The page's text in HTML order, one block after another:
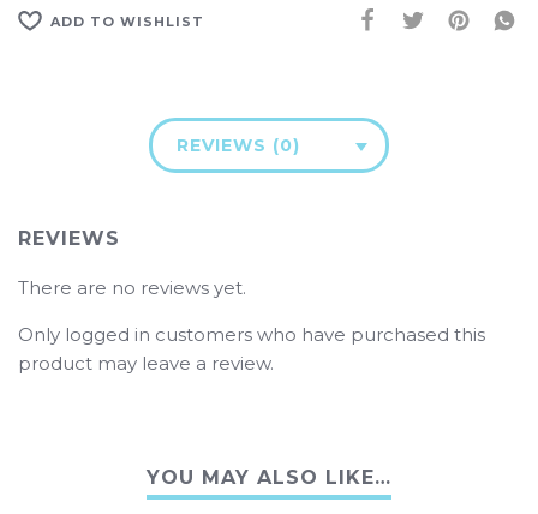
ADD TO WISHLIST
REVIEWS (0)
REVIEWS
There are no reviews yet.
Only logged in customers who have purchased this
product may leave a review.
YOU MAY ALSO LIKE…